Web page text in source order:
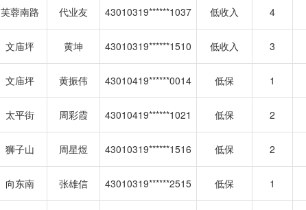
芙蓉南路 代业友 43010319******1037 低收入 4
文庙坪 黄坤 43010319******1510 低收入 3
文庙坪 黄振伟 43010419******0014 低保 1
太平街 周彩霞 43010419******1021 低保 2
狮子山 周星煜 43010319******1516 低保 2
向东南 张雄信 43010319******2515 低保 1